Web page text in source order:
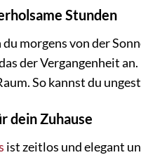
Stunden
morgens von der
der Vergangenheit
So kannst du
dein Zuhause
ist zeitlos und elegant